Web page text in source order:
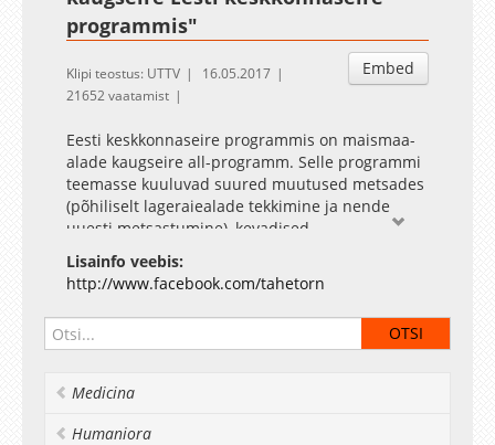
programmis"
Embed
Klipi teostus: UTTV
16.05.2017
21652 vaatamist
Eesti keskkonnaseire programmis on maismaa-
alade kaugseire all-programm. Selle programmi
teemasse kuuluvad suured muutused metsades
(põhiliselt lageraiealade tekkimine ja nende
uuesti metsastumine), kevadised
põlluharimistööd põllumaadel, põllumaade
kasutusest väljajäämine ja metsastumine, Eesti
mereranna ja suurjärvede rannikute
roostumine.
Lisainfo veebis:
http://www.facebook.com/tahetorn
Medicina
Humaniora